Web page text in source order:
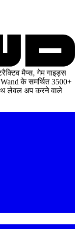
मैप्स, गेम गाइड्स
के समर्थित 3500+
लेवल अप करने वाले